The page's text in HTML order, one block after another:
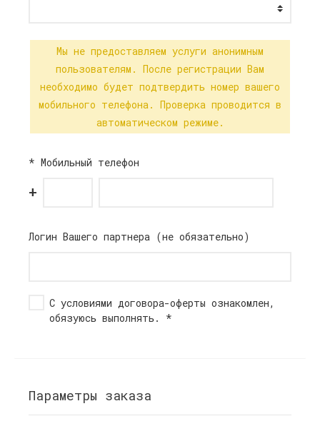
Мы не предоставляем услуги анонимным
пользователям. После регистрации Вам
необходимо будет подтвердить номер вашего
мобильного телефона. Проверка проводится в
автоматическом режиме.
* Мобильный телефон
+
Логин Вашего партнера (не обязательно)
С условиями договора-оферты ознакомлен,
обязуюсь выполнять. *
Параметры заказа